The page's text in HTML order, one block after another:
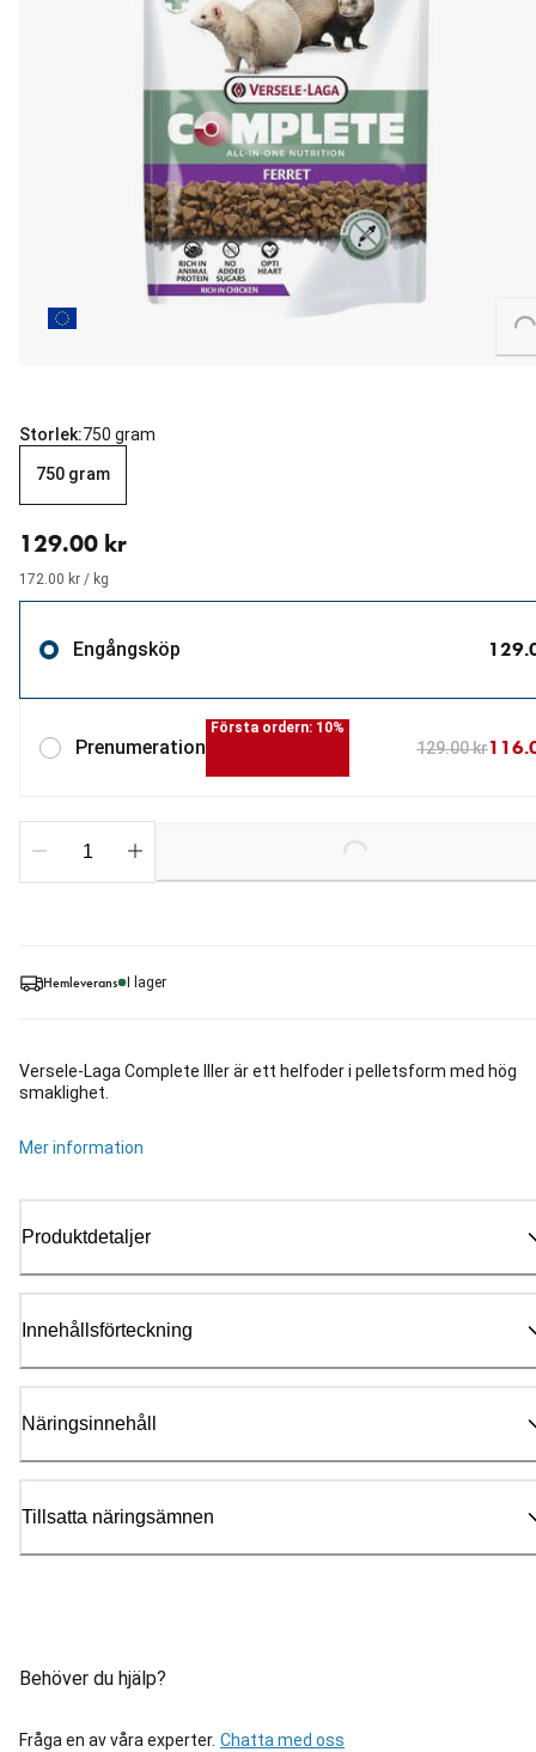
Loading...
Hemleverans I lager
Versele-Laga Complete Iller är ett helfoder i pelletsform med hög
smaklighet.
Mer information
Produktdetaljer
Innehållsförteckning
Näringsinnehåll
Tillsatta näringsämnen
Behöver du hjälp?
Fråga en av våra experter. Chatta med oss
Storlek:750 gram
750 gram
129.00 kr
172.00 kr / kg
Engångsköp
Prenumeration
Första ordern: 10%
129.00 kr
Loading...